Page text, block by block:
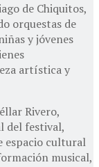
de Chiquitos,
orquestas de
y jóvenes
artística y
Rivero,
del festival,
espacio cultural
musical,